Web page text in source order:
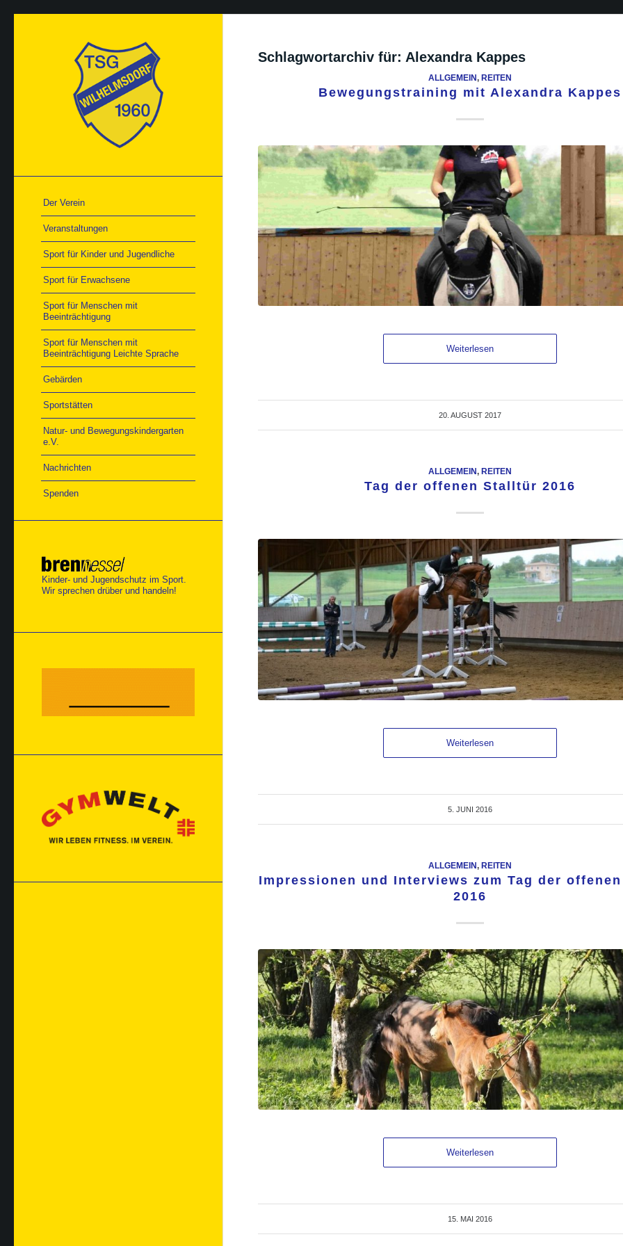
Der Verein
Veranstaltungen
Sport für Kinder und Jugendliche
Sport für Erwachsene
Sport für Menschen mit
Beeinträchtigung
Sport für Menschen mit
Beeinträchtigung Leichte Sprache
Gebärden
Sportstätten
Natur- und Bewegungskindergarten
e.V.
Nachrichten
Spenden
Kinder- und Jugendschutz im Sport.
Wir sprechen drüber und handeln!
Schlagwortarchiv für: Alexandra Kappes
ALLGEMEIN, REITEN
Bewegungstraining mit Alexandra Kappes
Weiterlesen
20. AUGUST 2017
ALLGEMEIN, REITEN
Tag der offenen Stalltür 2016
Weiterlesen
5. JUNI 2016
ALLGEMEIN, REITEN
Impressionen und Interviews zum Tag der
2016
Weiterlesen
15. MAI 2016